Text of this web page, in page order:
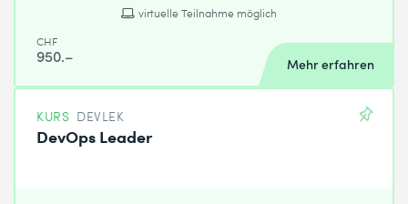
virtuelle Teilnahme möglich
CHF
950.– Mehr erfahren
KURS DEVLEK
DevOps Leader